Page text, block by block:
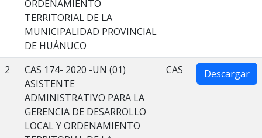
ORDENAMIENTO
TERRITORIAL DE LA
MUNICIPALIDAD PROVINCIAL
DE HUÁNUCO
2
CAS 174- 2020 -UN (01)
ASISTENTE
ADMINISTRATIVO PARA LA
GERENCIA DE DESARROLLO
LOCAL Y ORDENAMIENTO
CAS Descargar